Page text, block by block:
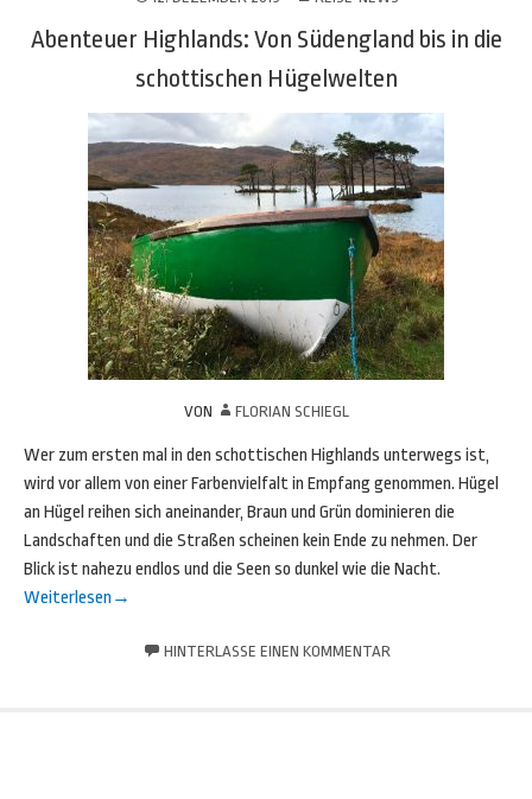
Abenteuer Highlands: Von Südengland bis in die
schottischen Hügelwelten
VON FLORIAN SCHIEGL
Wer zum ersten mal in den schottischen Highlands unterwegs ist,
wird vor allem von einer Farbenvielfalt in Empfang genommen. Hügel
an Hügel reihen sich aneinander, Braun und Grün dominieren die
Landschaften und die Straßen scheinen kein Ende zu nehmen. Der
Blick ist nahezu endlos und die Seen so dunkel wie die Nacht.
Weiterlesen →
HINTERLASSE EINEN KOMMENTAR